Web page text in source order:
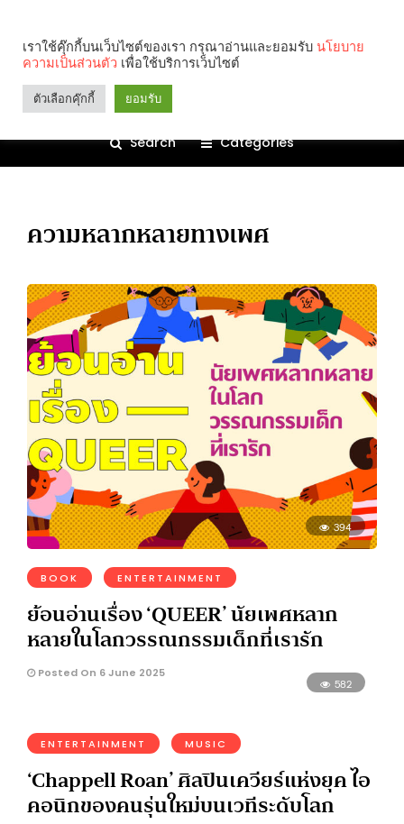
Search Categories
ความหลากหลายทางเพศ
394
BOOK ENTERTAINMENT
ย้อนอ่านเรื่อง ‘QUEER’ นัยเพศหลาก
หลายในโลกวรรณกรรมเด็กที่เรารัก
Posted On 6 June 2025
582
ENTERTAINMENT MUSIC
‘Chappell Roan’ ศิลปินเควียร์แห่งยุค ไอ
คอนิกของคนรุ่นใหม่บนเวทีระดับโลก
เราใช้คุ๊กกี้บนเว็บไซต์ของเรา กรุณาอ่านและยอมรับ นโยบาย
ความเป็นส่วนตัว เพื่อใช้บริการเว็บไซต์
ตัวเลือกคุ๊กกี้ ยอมรับ